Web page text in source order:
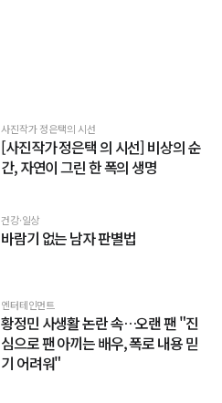
사진작가 정은택의 시선
[사진작가 정은택 의 시선] 비상의 순
간, 자연이 그린 한 폭의 생명
건강·일상
바람기 없는 남자 판별법
엔터테인먼트
황정민 사생활 논란 속…오랜 팬 "진
심으로 팬 아끼는 배우, 폭로 내용 믿
기 어려워"